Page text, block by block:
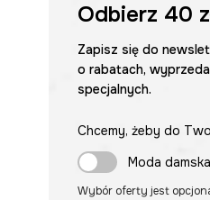
Odbierz 40
Zapisz się do
o rabatach,
specjalnych.
Chcemy, żeby do
Moda damska
Wybór oferty jest